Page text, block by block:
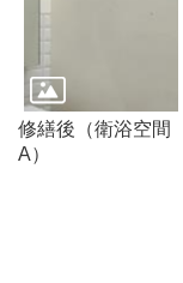
園
市
入
口
網
修繕後（衛浴空間
A）